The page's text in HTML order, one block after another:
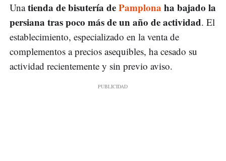
Unatienda de bisutería dePamplona ha bajado la
persiana tras poco más de un año de actividad. El
establecimiento, especializado en la venta de
complementos a precios asequibles, ha cesado su
actividad recientemente y sin previo aviso.